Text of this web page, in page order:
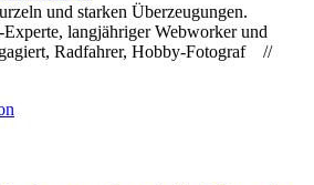
und starken Überzeugungen.
Experte, langjähriger Webworker und
Radfahrer, Hobby-Fotograf //